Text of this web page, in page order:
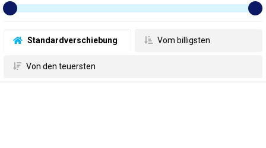
Standardverschiebung Vom billigsten
Von den teuersten